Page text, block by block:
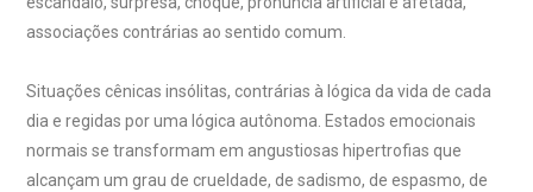
associações contrárias ao sentido comum.
Situações cênicas insólitas, contrárias à lógica da vida de cada
dia e regidas por uma lógica autônoma. Estados emocionais
normais se transformam em angustiosas hipertrofias que
alcançam um grau de crueldade, de sadismo, de espasmo, de